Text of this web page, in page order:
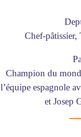
Chef-pâtissier,
Champion du
l’équipe espagnole
et Josep